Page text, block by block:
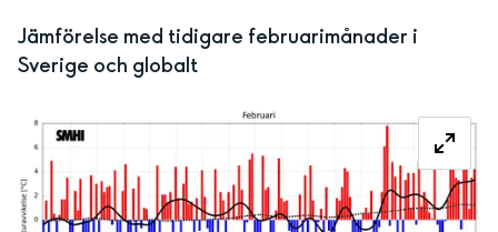
Jämförelse med tidigare februarimånader i
Sverige och globalt